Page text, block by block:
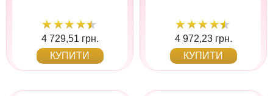
4 729,51 грн.
КУПИТИ
4 972,23 грн.
КУПИТИ